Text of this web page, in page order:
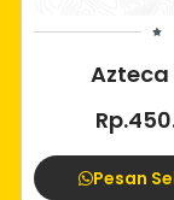
Azteca
Pesan